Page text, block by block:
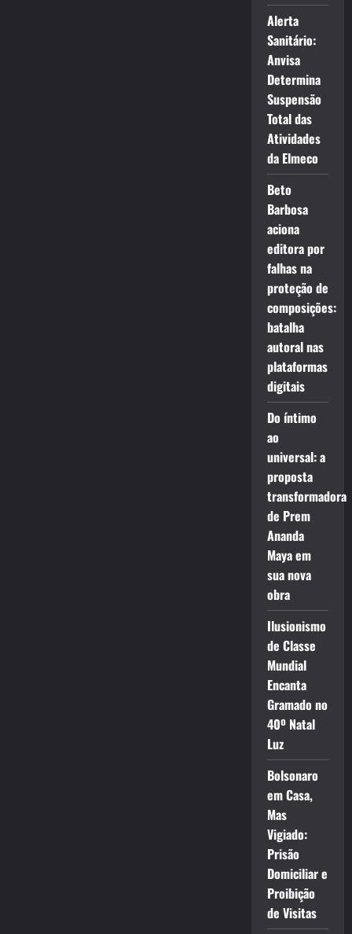
Alerta
Sanitário:
Anvisa
Determina
Suspensão
Total das
Atividades
da Elmeco
Beto
Barbosa
aciona
editora por
falhas na
proteção de
composições:
batalha
autoral nas
plataformas
digitais
Do íntimo
ao
universal: a
proposta
transformadora
de Prem
Ananda
Maya em
sua nova
obra
Ilusionismo
de Classe
Mundial
Encanta
Gramado no
40º Natal
Luz
Bolsonaro
em Casa,
Mas
Vigiado:
Prisão
Domiciliar e
Proibição
de Visitas